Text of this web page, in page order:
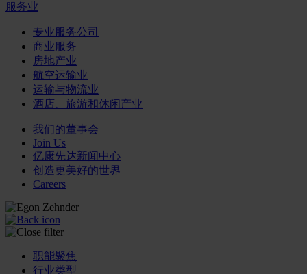
服务业
专业服务公司
商业服务
房地产业
航空运输业
运输与物流业
酒店、旅游和休闲产业
我们的董事会
Join Us
亿康先达新闻中心
创造更美好的世界
Careers
职能聚焦
行业类型